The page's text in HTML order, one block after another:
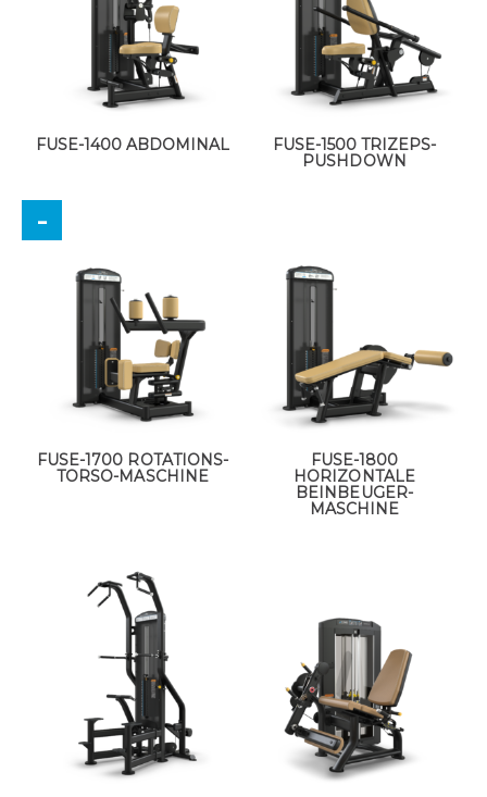
FUSE-1400 ABDOMINAL
FUSE-1500 TRIZEPS-
PUSHDOWN
FUSE-1700 ROTATIONS-
TORSO-MASCHINE
FUSE-1800
HORIZONTALE
BEINBEUGER-
MASCHINE